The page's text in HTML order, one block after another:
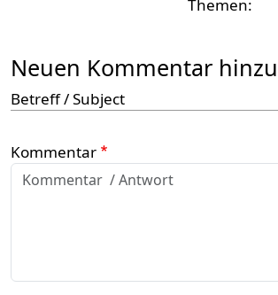
Neuen Kommentar
Betreff / Subject
Kommentar